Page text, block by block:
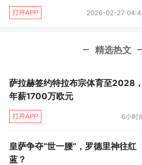
杰克·拉拉维亚取代了芬尼-史
公平地说，把雄鹿列入输家，
们本周的操作，而是对过去两
决策的总结。这一“烂摊子”的
换来利拉德。眼下，他们为了
2026-02-27
精选热文
萨拉赫签约特拉布宗体育至2028，
年薪1700万欧元
6小时
皇萨争夺“世一腰”，罗德里神往红
蓝？